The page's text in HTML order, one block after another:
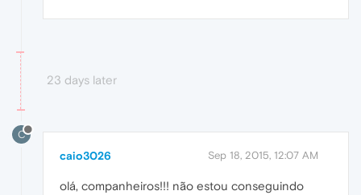
23 days later
C
caio3026 Sep 18, 2015, 12:07 AM
olá, companheiros!!! não estou conseguindo